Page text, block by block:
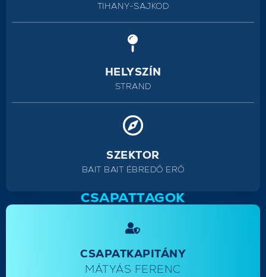
TIHANY-SAJKOD
HELYSZÍN
STRAND
SZEKTOR
BAIT BAIT ÉBREDŐ ERŐ
CSAPATTAGOK
CSAPATKAPITÁNY
MÁTYÁS FERENC